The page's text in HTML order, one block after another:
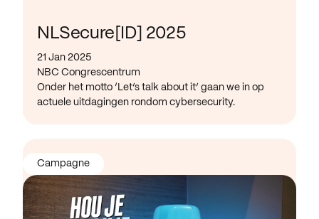
NLSecure[ID] 2025
21 Jan 2025
NBC Congrescentrum
Onder het motto ‘Let’s talk about it’ gaan we in op
actuele uitdagingen rondom cybersecurity.
Campagne